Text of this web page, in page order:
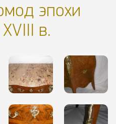
эпохи
в.